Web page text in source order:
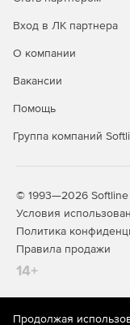
Вход в ЛК партнера
О компании
Вакансии
Помощь
Группа компаний
© 1993—2026 Softline
Условия
Политика
Правила продажи
14+
Продолжая